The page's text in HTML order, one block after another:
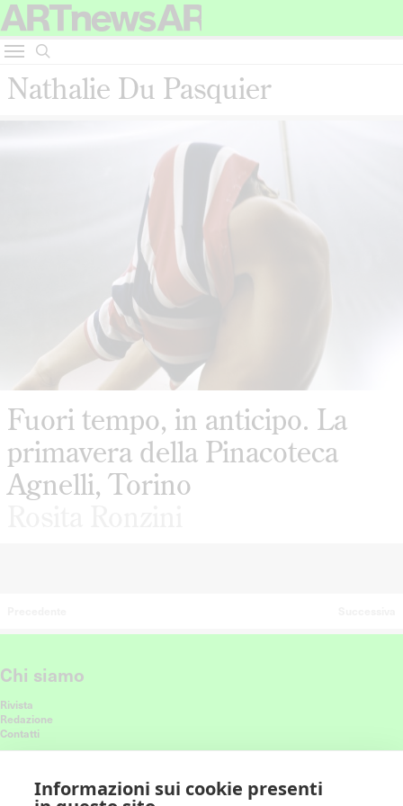
Nathalie Du Pasquier
Fuori tempo, in anticipo. La
primavera della Pinacoteca
Agnelli, Torino
Chi siamo
Rivista
Redazione
Contatti
Connettiti con noi
Informazioni sui cookie presenti